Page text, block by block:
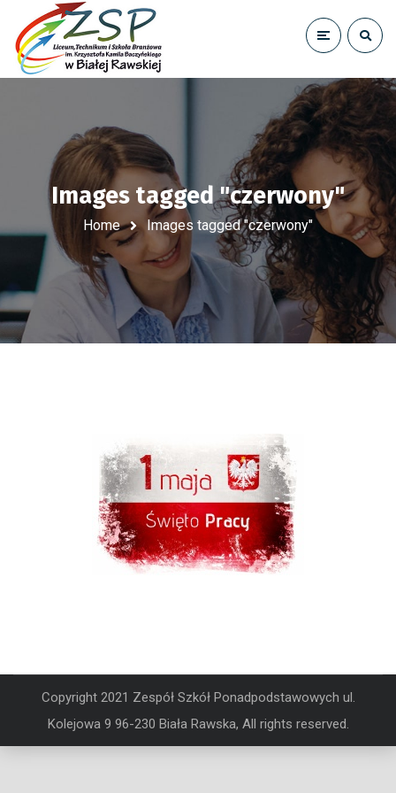
Images tagged "czerwony"
Home Images tagged "czerwony"
Copyright 2021 Zespół Szkół Ponadpodstawowych ul.
Kolejowa 9 96-230 Biała Rawska, All rights reserved.